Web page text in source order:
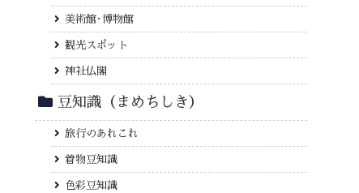
美術館･博物館
観光スポット
神社仏閣
豆知識（まめちしき）
旅行のあれこれ
着物豆知識
色彩豆知識